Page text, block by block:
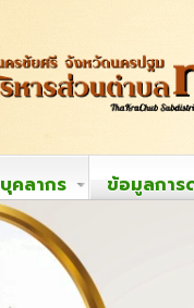
บุคลากร ข้อมูลการ